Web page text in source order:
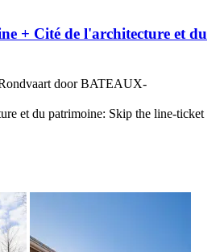
+ Cité de l'architecture et du
door BATEAUX-
et du patrimoine: Skip the line-ticket